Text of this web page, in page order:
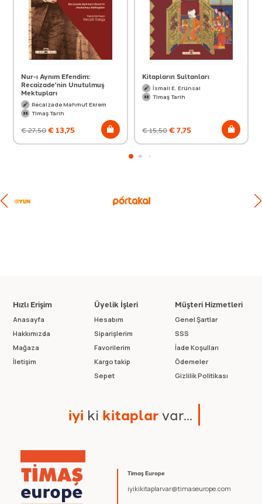
Nur-ı Aynım Efendim:
Recaizade'nin Unutulmuş
Mektupları
Recaizade Mahmut Ekrem
Timaş Tarih
€27,50€13,75
Kitapların Sultanları
İsmail E. Erünsal
Timaş Tarih
€15,50€7,75
Timaş Europe
iyikikitaplarvar@timaseurope.com
Hızlı Erişim
Anasayfa
Hakkımızda
Mağaza
İletişim
Üyelik İşleri
Hesabım
Siparişlerim
Favorilerim
Kargo takip
Sepet
Müşteri Hizmetleri
Genel Şartlar
SSS
İade Koşulları
Ödemeler
Gizlilik Politikası
iyi ki kitaplarvar...